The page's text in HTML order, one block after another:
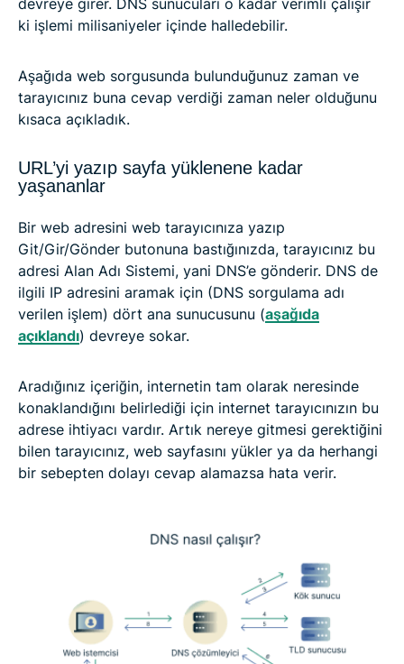
ki işlemi milisaniyeler içinde halledebilir.
Aşağıda web sorgusunda bulunduğunuz zaman ve
tarayıcınız buna cevap verdiği zaman neler olduğunu
kısaca açıkladık.
URL’yi yazıp sayfa yüklenene kadar
yaşananlar
Bir web adresini web tarayıcınıza yazıp
Git/Gir/Gönder butonuna bastığınızda, tarayıcınız bu
adresi Alan Adı Sistemi, yani DNS’e gönderir. DNS de
ilgili IP adresini aramak için (DNS sorgulama adı
verilen işlem) dört ana sunucusunu (aşağıda
açıklandı) devreye sokar.
Aradığınız içeriğin, internetin tam olarak neresinde
konaklandığını belirlediği için internet tarayıcınızın bu
adrese ihtiyacı vardır. Artık nereye gitmesi gerektiğini
bilen tarayıcınız, web sayfasını yükler ya da herhangi
bir sebepten dolayı cevap alamazsa hata verir.